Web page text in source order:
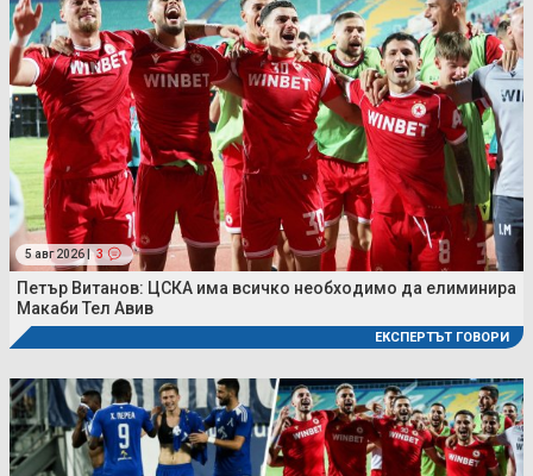
5 авг 2026 | 3
Петър Витанов: ЦСКА има всичко необходимо да елиминира
Макаби Тел Авив
ЕКСПЕРТЪТ ГОВОРИ